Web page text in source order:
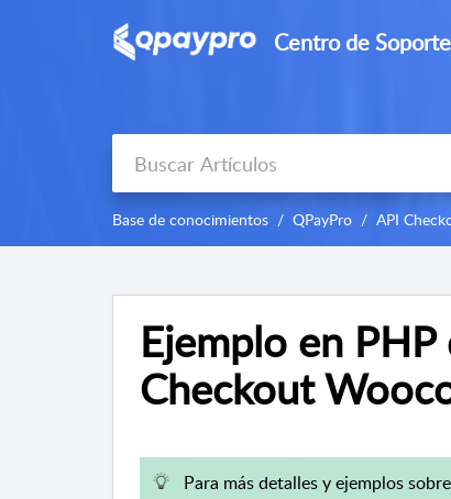
Centro de Soporte
Base de conocimientos QPayPro API
Ejemplo en
Checkout
Para más detalles y ejemplos